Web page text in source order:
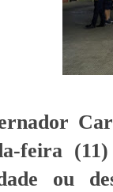
feira
ou